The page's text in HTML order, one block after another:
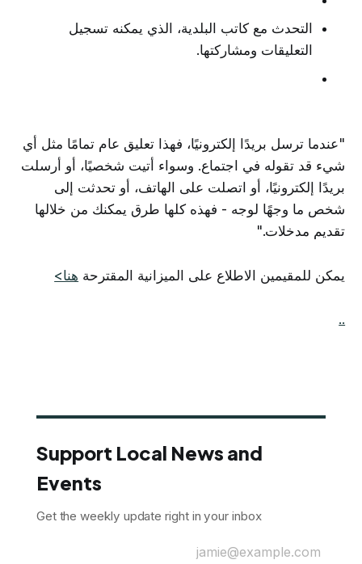
التحدث مع كاتب البلدية، الذي يمكنه تسجيل
التعليقات ومشاركتها.
"عندما ترسل بريدًا إلكترونيًا، فهذا تعليق عام تمامًا مثل أي
شيء قد تقوله في اجتماع. وسواء أتيت شخصيًا، أو أرسلت
بريدًا إلكترونيًا، أو اتصلت على الهاتف، أو تحدثت إلى
شخص ما وجهًا لوجه - فهذه كلها طرق يمكنك من خلالها
تقديم مدخلات."
يمكن للمقيمين الاطلاع على الميزانية المقترحة هنا>
..
Support Local News and
Events
Get the weekly update right in your inbox
jamie@example.com